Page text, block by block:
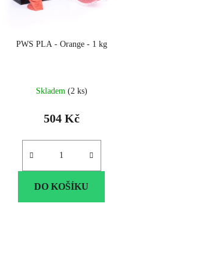
PWS PLA - Orange - 1 kg
Skladem (2 ks)
504 Kč
DO KOŠÍKU